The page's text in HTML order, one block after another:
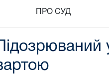
ПРО СУД